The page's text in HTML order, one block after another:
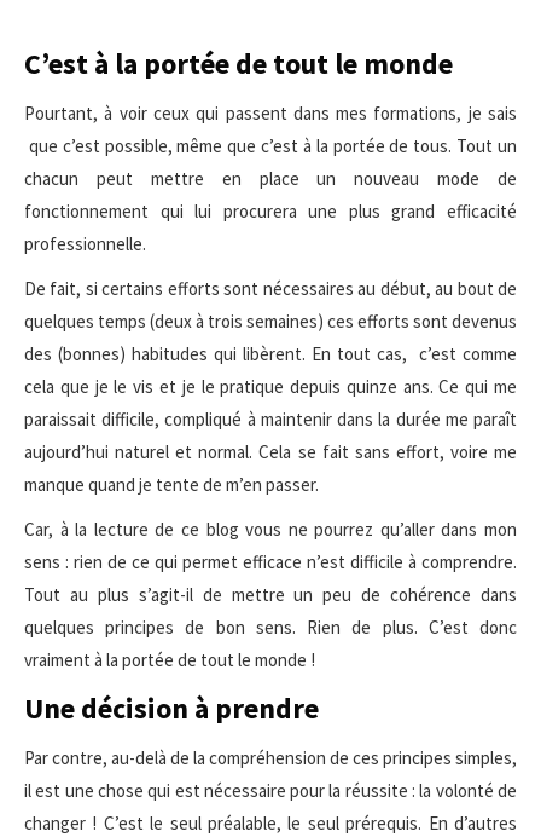
C’est à la portée de tout le monde
Pourtant, à voir ceux qui passent dans mes formations, je sais
que c’est possible, même que c’est à la portée de tous. Tout un
chacun peut mettre en place un nouveau mode de
fonctionnement qui lui procurera une plus grand efficacité
professionnelle.
De fait, si certains efforts sont nécessaires au début, au bout de
quelques temps (deux à trois semaines) ces efforts sont devenus
des (bonnes) habitudes qui libèrent. En tout cas, c’est comme
cela que je le vis et je le pratique depuis quinze ans. Ce qui me
paraissait difficile, compliqué à maintenir dans la durée me paraît
aujourd’hui naturel et normal. Cela se fait sans effort, voire me
manque quand je tente de m’en passer.
Car, à la lecture de ce blog vous ne pourrez qu’aller dans mon
sens : rien de ce qui permet efficace n’est difficile à comprendre.
Tout au plus s’agit-il de mettre un peu de cohérence dans
quelques principes de bon sens. Rien de plus. C’est donc
vraiment à la portée de tout le monde !
Une décision à prendre
Par contre, au-delà de la compréhension de ces principes simples,
il est une chose qui est nécessaire pour la réussite : la volonté de
changer ! C’est le seul préalable, le seul prérequis. En d’autres